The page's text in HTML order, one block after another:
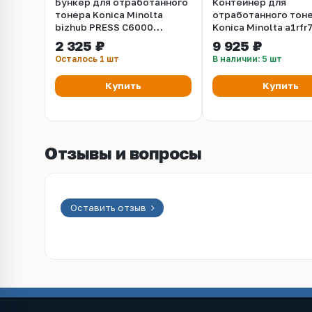
тонера Konica Minolta
bizhub PRESS C6000
(A03UR70200)
2 325 ₽
Осталось 1 шт
Купить
отработанного
Konica Minolta
для bizhub PRESS
C1100, C8000
9 925 ₽
В наличии: 5 шт
Купить
Отзывы и вопросы
Оставить отзыв